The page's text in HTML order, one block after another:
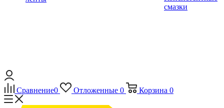
смазки
Сравнение0 Отложенные 0 Корзина 0